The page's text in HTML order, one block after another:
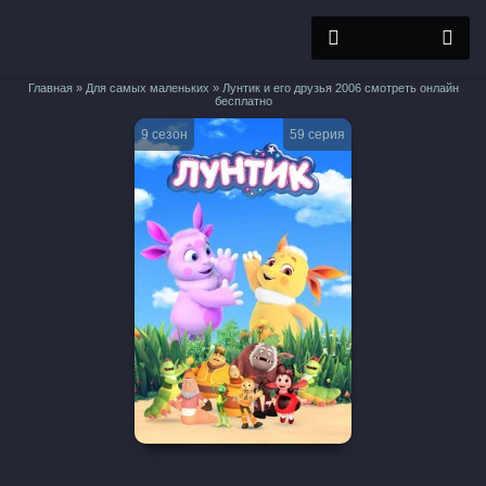
Главная» Для самых маленьких » Лунтик и его друзья 2006 смотреть онлайн
бесплатно
9 сезон 59 серия